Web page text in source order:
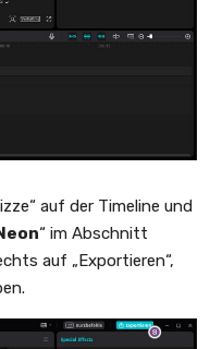
auf der Timeline und
“ im Abschnitt
auf „Exportieren“,